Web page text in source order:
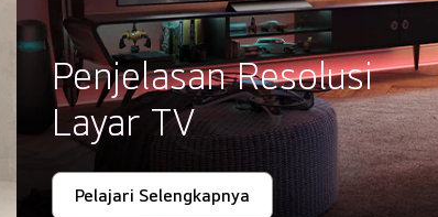
Penjelasan Resolusi
Layar TV
Pelajari Selengkapnya